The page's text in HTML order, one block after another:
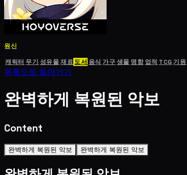
원신
캐릭터 무기 성유물재료도서 음식 가구생물 명함 업적 TCG기원
목록으로 돌아가기
완벽하게 복원된 악보
Content
완벽하게 복원된 악보 완벽하게 복원된 악보